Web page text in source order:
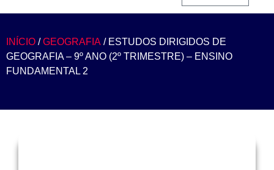
INÍCIO /GEOGRAFIA / ESTUDOS DIRIGIDOS DE
GEOGRAFIA – 9º ANO (2º TRIMESTRE) – ENSINO
FUNDAMENTAL 2